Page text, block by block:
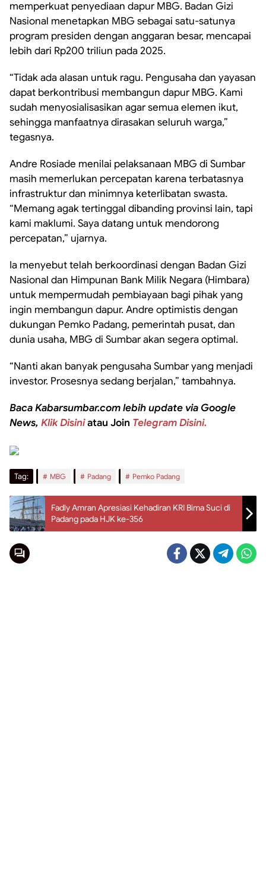
memperkuat penyediaan dapur MBG. Badan Gizi
Nasional menetapkan MBG sebagai satu-satunya
program presiden dengan anggaran besar, mencapai
lebih dari Rp200 triliun pada 2025.
“Tidak ada alasan untuk ragu. Pengusaha dan yayasan
dapat berkontribusi membangun dapur MBG. Kami
sudah menyosialisasikan agar semua elemen ikut,
sehingga manfaatnya dirasakan seluruh warga,”
tegasnya.
Andre Rosiade menilai pelaksanaan MBG di Sumbar
masih memerlukan percepatan karena terbatasnya
infrastruktur dan minimnya keterlibatan swasta.
“Memang agak tertinggal dibanding provinsi lain, tapi
kami maklumi. Saya datang untuk mendorong
percepatan,” ujarnya.
Ia menyebut telah berkoordinasi dengan Badan Gizi
Nasional dan Himpunan Bank Milik Negara (Himbara)
untuk mempermudah pembiayaan bagi pihak yang
ingin membangun dapur. Andre optimistis dengan
dukungan Pemko Padang, pemerintah pusat, dan
dunia usaha, MBG di Sumbar akan segera optimal.
“Nanti akan banyak pengusaha Sumbar yang menjadi
investor. Prosesnya sedang berjalan,” tambahnya.
Baca Kabarsumbar.com lebih update via Google
News, Klik Disiniatau Join Telegram Disini.
Tag: MBG Padang Pemko Padang
Fadly Amran Apresiasi Kehadiran KRI Bima Suci di
Padang pada HJK ke-356